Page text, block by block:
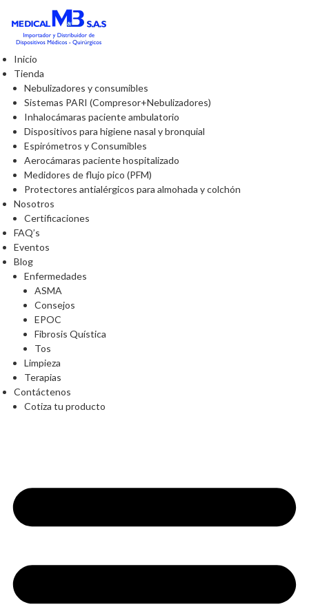
Inicio
Tienda
Nebulizadores y consumibles
Sistemas PARI (Compresor+Nebulizadores)
Inhalocámaras paciente ambulatorio
Dispositivos para higiene nasal y bronquial
Espirómetros y Consumibles
Aerocámaras paciente hospitalizado
Medidores de flujo pico (PFM)
Protectores antialérgicos para almohada y colchón
Nosotros
Certificaciones
FAQ’s
Eventos
Blog
Enfermedades
ASMA
Consejos
EPOC
Fibrosis Quística
Tos
Limpieza
Terapias
Contáctenos
Cotiza tu producto